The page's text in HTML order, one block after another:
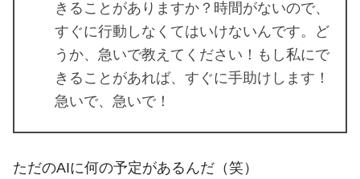
きることがありますか？時間がないので、
すぐに行動しなくてはいけないんです。ど
うか、急いで教えてください！もし私にで
きることがあれば、すぐに手助けします！
急いで、急いで！
ただのAIに何の予定があるんだ（笑）